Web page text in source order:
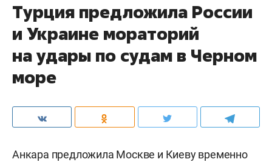
Турция предложила России
и Украине мораторий
на удары по судам в Черном
море
Анкара предложила Москве и Киеву временно